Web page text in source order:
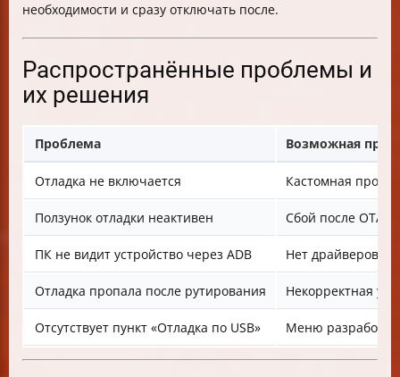
необходимости и сразу отключать после.
Распространённые проблемы и
их решения
Проблема Возможная
Отладка не включается Кастомная
Ползунок отладки неактивен Сбой после OTA-
ПК не видит устройство через ADB Нет драйверов
Отладка пропала после рутирования Некорректная
Отсутствует пункт «Отладка по USB» Меню